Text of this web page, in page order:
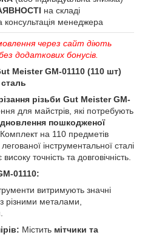
на складі
консультація менеджера
через сайт діють
додаткових бонусів.
Meister GM-01110 (110 шт)
різьби Gut Meister GM-
для майстрів, які потребують
пошкодженої
на 110 предметів
інструментальної сталі
точність та довговічність.
01110:
витримують значні
різними металами,
Містить мітчики та